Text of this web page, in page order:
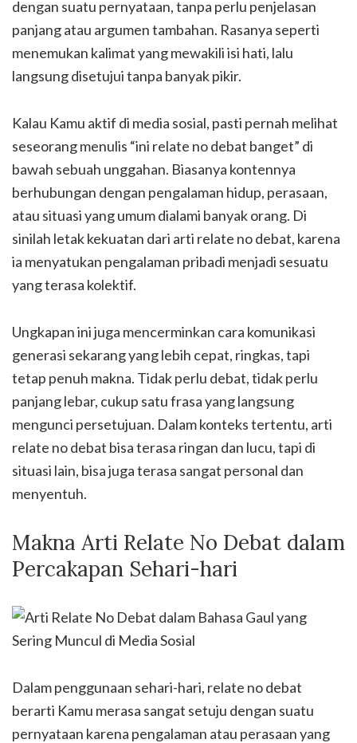
dengan suatu pernyataan, tanpa perlu penjelasan
panjang atau argumen tambahan. Rasanya seperti
menemukan kalimat yang mewakili isi hati, lalu
langsung disetujui tanpa banyak pikir.
Kalau Kamu aktif di media sosial, pasti pernah melihat
seseorang menulis “ini relate no debat banget” di
bawah sebuah unggahan. Biasanya kontennya
berhubungan dengan pengalaman hidup, perasaan,
atau situasi yang umum dialami banyak orang. Di
sinilah letak kekuatan dari arti relate no debat, karena
ia menyatukan pengalaman pribadi menjadi sesuatu
yang terasa kolektif.
Ungkapan ini juga mencerminkan cara komunikasi
generasi sekarang yang lebih cepat, ringkas, tapi
tetap penuh makna. Tidak perlu debat, tidak perlu
panjang lebar, cukup satu frasa yang langsung
mengunci persetujuan. Dalam konteks tertentu, arti
relate no debat bisa terasa ringan dan lucu, tapi di
situasi lain, bisa juga terasa sangat personal dan
menyentuh.
Makna Arti Relate No Debat dalam
Percakapan Sehari-hari
Dalam penggunaan sehari-hari, relate no debat
berarti Kamu merasa sangat setuju dengan suatu
pernyataan karena pengalaman atau perasaan yang